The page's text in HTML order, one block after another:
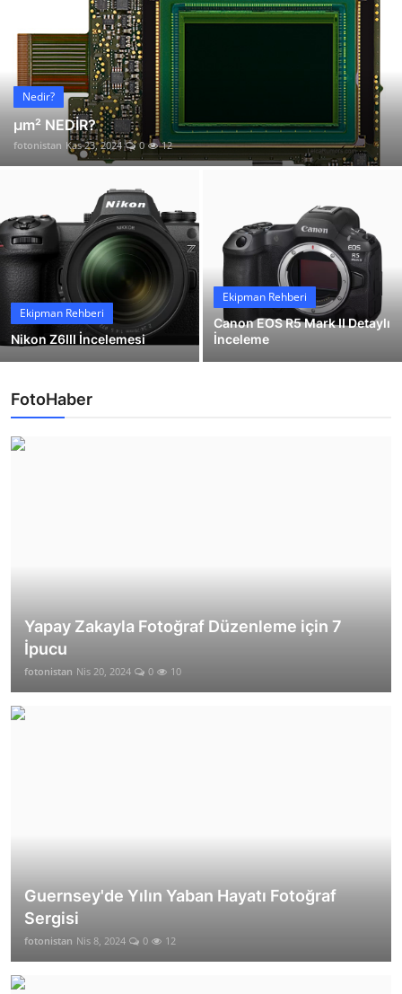
Nedir?
µm² NEDİR?
fotonistan Kas 23, 2024 0 12
Ekipman Rehberi
Nikon Z6III İncelemesi
Ekipman Rehberi
Canon EOS R5 Mark II Detaylı
İnceleme
FotoHaber
Yapay Zakayla Fotoğraf Düzenleme için 7
İpucu
fotonistan Nis 20, 2024 0 10
Guernsey'de Yılın Yaban Hayatı Fotoğraf
Sergisi
fotonistan Nis 8, 2024 0 12